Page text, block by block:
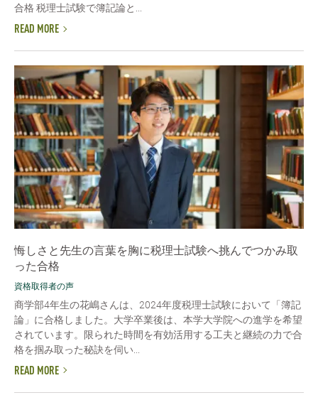
合格 税理士試験で簿記論と...
READ MORE
悔しさと先生の言葉を胸に税理士試験へ挑んでつかみ取
った合格
資格取得者の声
商学部4年生の花嶋さんは、2024年度税理士試験において「簿記
論」に合格しました。大学卒業後は、本学大学院への進学を希望
されています。限られた時間を有効活用する工夫と継続の力で合
格を掴み取った秘訣を伺い...
READ MORE